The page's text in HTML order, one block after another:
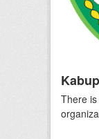
There